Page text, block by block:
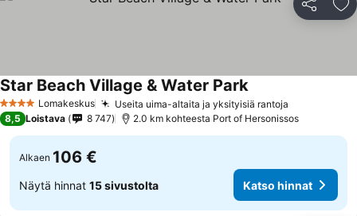
Jaa
4 TähtiluokitusLomakeskus Useita uima-altaita ja yksityisiä rantoja
Star Beach Village & Water Park
8,5 Loistava 8 747 2.0 km kohteesta Port of Hersonissos
Alkaen 106 €
Näytä hinnat 15 sivustolta Katso hinnat